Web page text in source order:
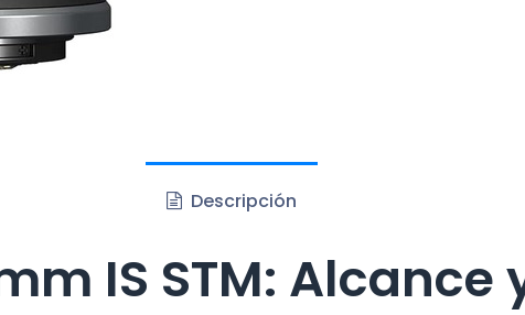
Descripción
IS STM: Alcance